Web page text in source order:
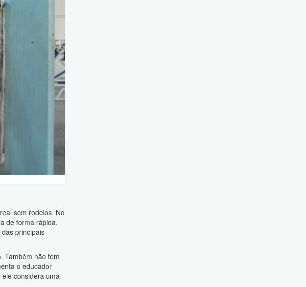
sem rodeios. No
de forma rápida.
das principais
Também não tem
o educador
considera uma